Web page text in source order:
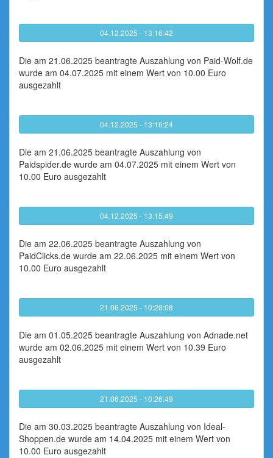
04.12.2025 - 13:16:42
Die am 21.06.2025 beantragte Auszahlung von Paid-Wolf.de
wurde am 04.07.2025 mit einem Wert von 10.00 Euro
ausgezahlt
04.12.2025 - 13:16:24
Die am 21.06.2025 beantragte Auszahlung von
Paidspider.de wurde am 04.07.2025 mit einem Wert von
10.00 Euro ausgezahlt
04.12.2025 - 13:15:49
Die am 22.06.2025 beantragte Auszahlung von
PaidClicks.de wurde am 22.06.2025 mit einem Wert von
10.00 Euro ausgezahlt
21.06.2025 - 10:28:08
Die am 01.05.2025 beantragte Auszahlung von Adnade.net
wurde am 02.06.2025 mit einem Wert von 10.39 Euro
ausgezahlt
21.06.2025 - 10:26:49
Die am 30.03.2025 beantragte Auszahlung von Ideal-
Shoppen.de wurde am 14.04.2025 mit einem Wert von
10.00 Euro ausgezahlt